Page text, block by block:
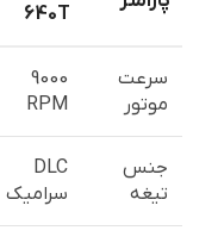
640T
سرعت
موتور
9000
RPM
جنس
تیغه
DLC
سرامیک